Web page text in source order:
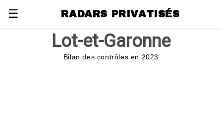
☰ RADARS PRIVATISÉS
Lot-et-Garonne
Bilan des contrôles en 2023